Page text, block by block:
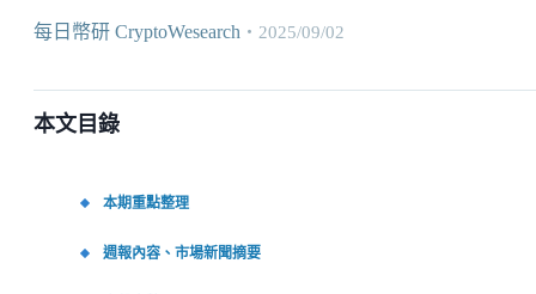
每日幣研 CryptoWesearch ・ 2025/09/02
本文目錄
本期重點整理
週報內容、市場新聞摘要